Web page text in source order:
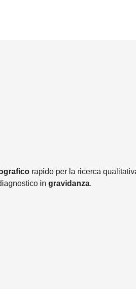
rapido per la ricerca
in gravidanza.